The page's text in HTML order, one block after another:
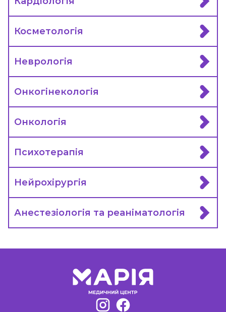
Косметологія
Неврологія
Онкогінекологія
Онкологія
Психотерапія
Нейрохірургія
Анестезіологія та реаніматологія